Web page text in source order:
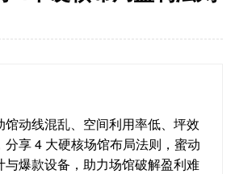
动线混乱、空间利用率低、坪效
享 4 大硬核场馆布局法则，蜜动
与爆款设备，助力场馆破解盈利难